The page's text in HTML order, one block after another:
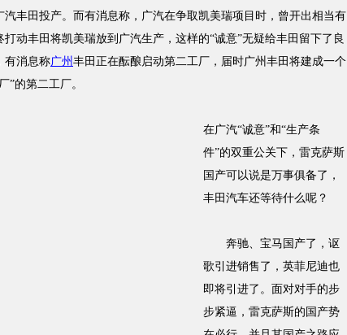
汽丰田投产。而有消息称，广汽在争取凯美瑞项目时，曾开出相当有
打动丰田将凯美瑞放到广汽生产，这样的“诚意”无疑给丰田留下了良
有消息称广州 丰田正在酝酿启动第二工厂，届时广州丰田将建成一个
”的第二工厂。
在广汽“诚意”和“生产条
件”的双重公关下，雷克萨斯
国产可以说是万事俱备了，
丰田汽车还等待什么呢？
奔驰、宝马国产了，讴
歌引进销售了，英菲尼迪也
即将引进了。面对对手的步
步紧逼，雷克萨斯的国产势